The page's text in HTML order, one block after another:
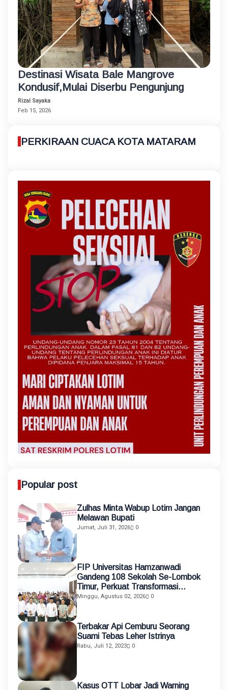
Destinasi Wisata Bale Mangrove
Kondusif,Mulai Diserbu Pengunjung
Rizal Sayaka
Feb 15, 2026
PERKIRAAN CUACA KOTA MATARAM
Popular post
Zulhas Minta Wabup Lotim Jangan
Melawan Bupati
Jumat, Juli 31, 2026 0
FIP Universitas Hamzanwadi
Gandeng 108 Sekolah Se-Lombok
Timur, Perkuat Transformasi
Pendidikan melalui Asistensi
Minggu, Agustus 02, 2026 0
Terbakar Api Cemburu Seorang
Suami Tebas Leher Istrinya
Rabu, Juli 12, 2023 0
Kasus OTT Lobar Jadi Warning